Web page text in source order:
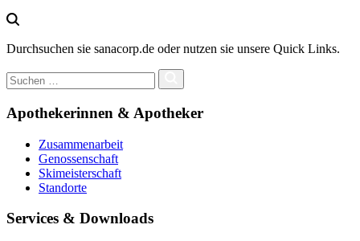
Durchsuchen sie sanacorp.de oder nutzen sie unsere Quick Links.
Apothekerinnen & Apotheker
Zusammenarbeit
Genossenschaft
Skimeisterschaft
Standorte
Services & Downloads